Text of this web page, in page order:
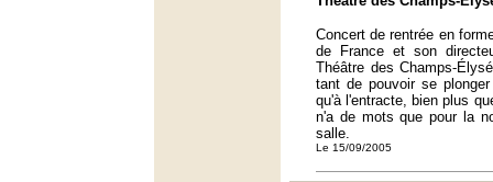
Concert de rentrée en
de France et son
Théâtre des Champs-
tant de pouvoir se
qu'à l'entracte, bien plus
n'a de mots que pour la
salle.
Le 15/09/2005